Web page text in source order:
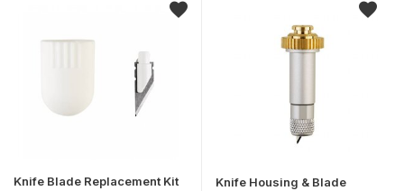
Knife Blade Replacement Kit Knife Housing & Blade